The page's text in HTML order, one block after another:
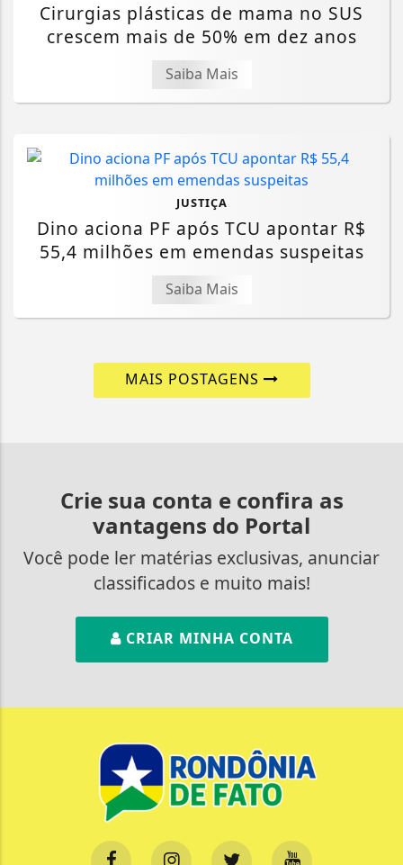
Cirurgias plásticas de mama no SUS
crescem mais de 50% em dez anos
Saiba Mais
JUSTIÇA
Dino aciona PF após TCU apontar R$
55,4 milhões em emendas suspeitas
Saiba Mais
MAIS POSTAGENS
Crie sua conta e confira as
vantagens do Portal
Você pode ler matérias exclusivas, anunciar
classificados e muito mais!
CRIAR MINHA CONTA